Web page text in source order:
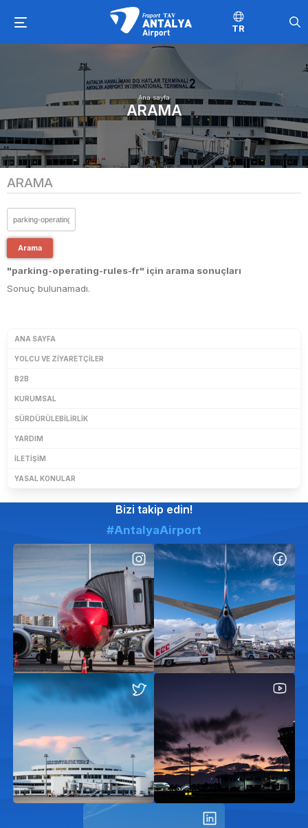
TR
Ana sayfa
ARAMA
ARAMA
Arama
"parking-operating-rules-fr" için arama sonuçları
Sonuç bulunamadı.
ANA SAYFA
YOLCU VE ZIYARETÇILER
B2B
KURUMSAL
SÜRDÜRÜLEBILIRLIK
YARDIM
İLETIŞIM
YASAL KONULAR
Bizi takip edin!
#AntalyaAirport